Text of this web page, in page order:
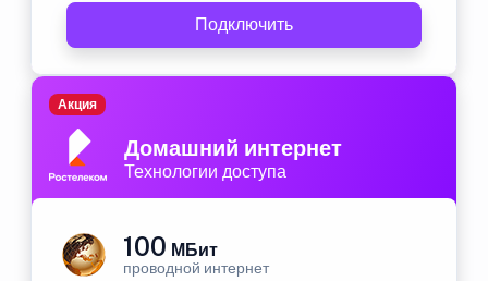
Подключить
Домашний интернет
Технологии доступа
Акция
100 МБит
проводной интернет